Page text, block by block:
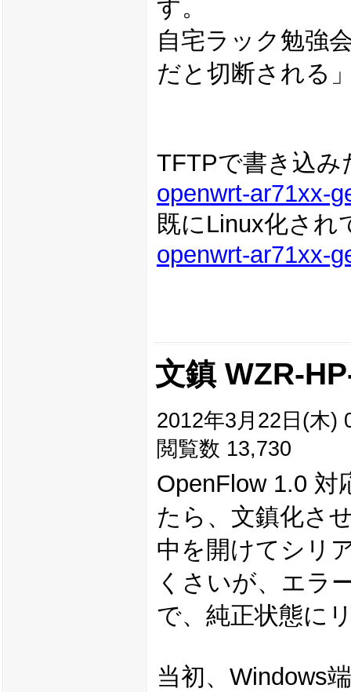
す。
自宅ラック勉強
だと切断される
TFTPで書き込
openwrt-ar71xx-
既にLinux化され
openwrt-ar71xx-
文鎮 WZR-
2012年3月22日(木)
閲覧数 13,730
OpenFlow 1.0
たら、文鎮化さ
中を開けてシリ
くさいが、エラ
で、純正状態に
当初、Windows